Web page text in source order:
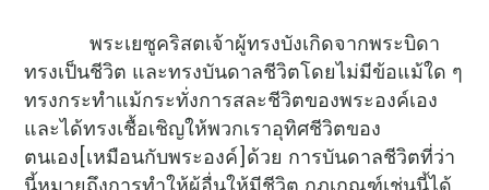
พระเยซูคริสตเจ้าผู้ทรงบังเกิดจากพระบิดา
ทรงเป็นชีวิต และทรงบันดาลชีวิตโดยไม่มีข้อแม้ใด ๆ
ทรงกระทำแม้กระทั่งการสละชีวิตของพระองค์เอง
และได้ทรงเชื้อเชิญให้พวกเราอุทิศชีวิตของ
ตนเอง[เหมือนกับพระองค์]ด้วย การบันดาลชีวิตที่ว่า